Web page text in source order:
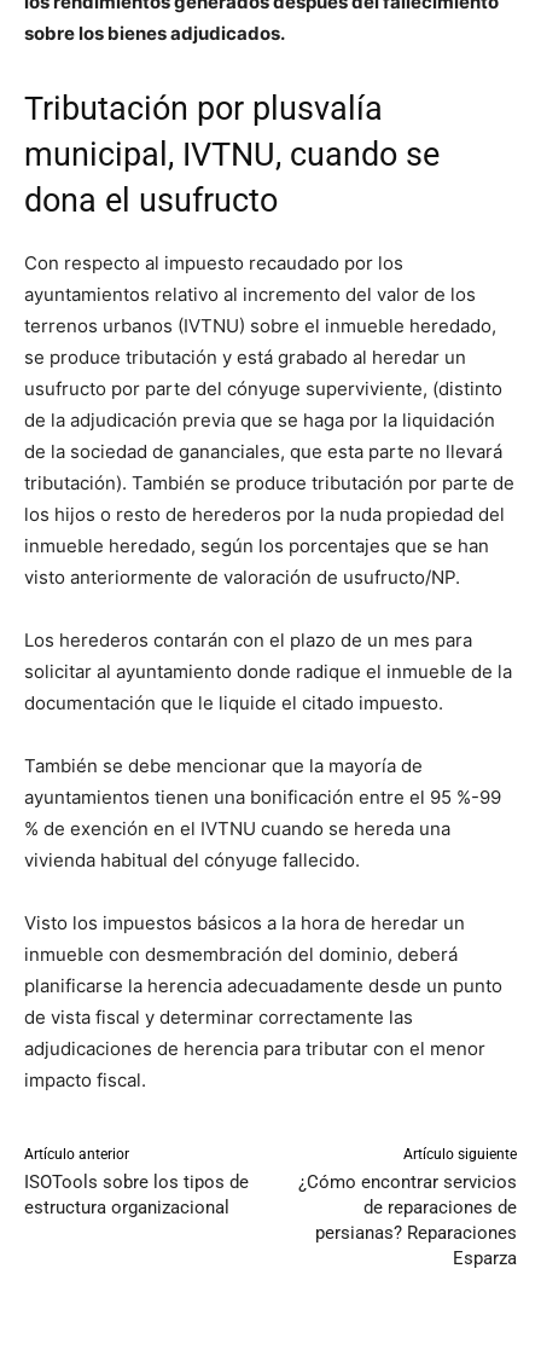
sobre los bienes adjudicados.
Tributación por plusvalía
municipal, IVTNU, cuando se
dona el usufructo
Con respecto al impuesto recaudado por los
ayuntamientos relativo al incremento del valor de los
terrenos urbanos (IVTNU) sobre el inmueble heredado,
se produce tributación y está grabado al heredar un
usufructo por parte del cónyuge superviviente, (distinto
de la adjudicación previa que se haga por la liquidación
de la sociedad de gananciales, que esta parte no llevará
tributación). También se produce tributación por parte de
los hijos o resto de herederos por la nuda propiedad del
inmueble heredado, según los porcentajes que se han
visto anteriormente de valoración de usufructo/NP.
Los herederos contarán con el plazo de un mes para
solicitar al ayuntamiento donde radique el inmueble de la
documentación que le liquide el citado impuesto.
También se debe mencionar que la mayoría de
ayuntamientos tienen una bonificación entre el 95 %-99
% de exención en el IVTNU cuando se hereda una
vivienda habitual del cónyuge fallecido.
Visto los impuestos básicos a la hora de heredar un
inmueble con desmembración del dominio, deberá
planificarse la herencia adecuadamente desde un punto
de vista fiscal y determinar correctamente las
adjudicaciones de herencia para tributar con el menor
impacto fiscal.
Artículo anterior
ISOTools sobre los tipos de
estructura organizacional
Artículo siguiente
¿Cómo encontrar servicios
de reparaciones de
persianas? Reparaciones
Esparza